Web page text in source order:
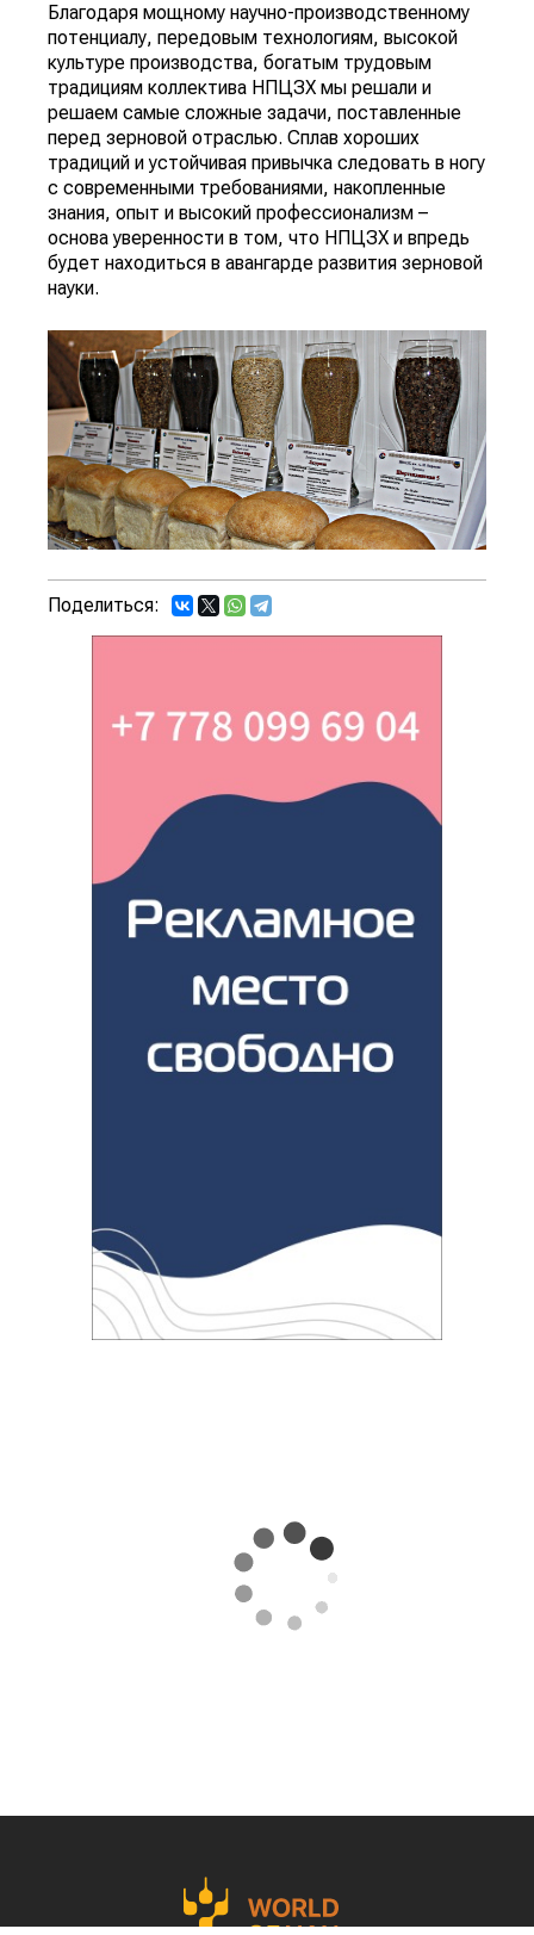
Благодаря мощному научно-производственному
потенциалу, передовым технологиям, высокой
культуре производства, богатым трудовым
традициям коллектива НПЦЗХ мы решали и
решаем самые сложные задачи, поставленные
перед зерновой отраслью. Сплав хороших
традиций и устойчивая привычка следовать в ногу
с современными требованиями, накопленные
знания, опыт и высокий профессионализм –
основа уверенности в том, что НПЦЗХ и впредь
будет находиться в авангарде развития зерновой
науки.
Поделиться: